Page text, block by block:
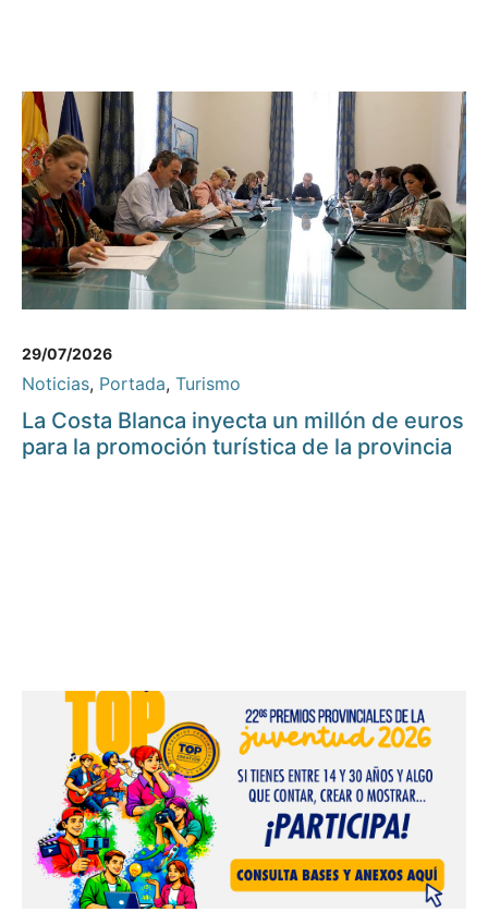
29/07/2026
Noticias, Portada, Turismo
La Costa Blanca inyecta un millón de euros
para la promoción turística de la provincia